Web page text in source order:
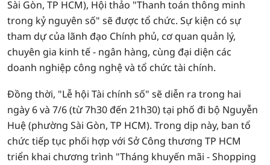
Sài Gòn, TP HCM), Hội thảo "Thanh toán thông minh
trong kỷ nguyên số" sẽ được tổ chức. Sự kiện có sự
tham dự của lãnh đạo Chính phủ, cơ quan quản lý,
chuyên gia kinh tế - ngân hàng, cùng đại diện các
doanh nghiệp công nghệ và tổ chức tài chính.
Đồng thời, "Lễ hội Tài chính số" sẽ diễn ra trong hai
ngày 6 và 7/6 (từ 7h30 đến 21h30) tại phố đi bộ Nguyễn
Huệ (phường Sài Gòn, TP HCM). Trong dịp này, ban tổ
chức tiếp tục phối hợp với Sở Công thương TP HCM
triển khai chương trình "Tháng khuyến mãi - Shopping